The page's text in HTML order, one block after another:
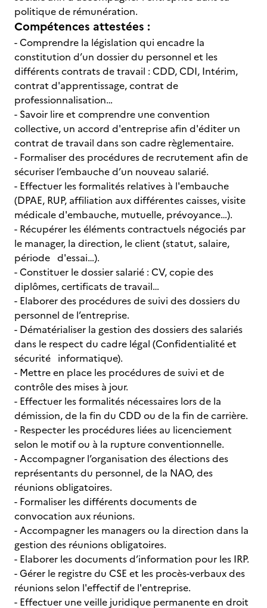
politique de rémunération.
Compétences attestées :
- Comprendre la législation qui encadre la
constitution d’un dossier du personnel et les
différents contrats de travail : CDD, CDI, Intérim,
contrat d'apprentissage, contrat de
professionnalisation…
- Savoir lire et comprendre une convention
collective, un accord d'entreprise afin d'éditer un
contrat de travail dans son cadre règlementaire.
- Formaliser des procédures de recrutement afin de
sécuriser l’embauche d’un nouveau salarié.
- Effectuer les formalités relatives à l'embauche
(DPAE, RUP, affiliation aux différentes caisses, visite
médicale d'embauche, mutuelle, prévoyance…).
- Récupérer les éléments contractuels négociés par
le manager, la direction, le client (statut, salaire,
période d'essai…).
- Constituer le dossier salarié : CV, copie des
diplômes, certificats de travail…
- Elaborer des procédures de suivi des dossiers du
personnel de l’entreprise.
- Dématérialiser la gestion des dossiers des salariés
dans le respect du cadre légal (Confidentialité et
sécurité informatique).
- Mettre en place les procédures de suivi et de
contrôle des mises à jour.
- Effectuer les formalités nécessaires lors de la
démission, de la fin du CDD ou de la fin de carrière.
- Respecter les procédures liées au licenciement
selon le motif ou à la rupture conventionnelle.
- Accompagner l’organisation des élections des
représentants du personnel, de la NAO, des
réunions obligatoires.
- Formaliser les différents documents de
convocation aux réunions.
- Accompagner les managers ou la direction dans la
gestion des réunions obligatoires.
- Elaborer les documents d’information pour les IRP.
- Gérer le registre du CSE et les procès-verbaux des
réunions selon l'effectif de l'entreprise.
- Effectuer une veille juridique permanente en droit